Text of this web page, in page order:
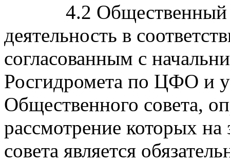
4.2 Общественный
деятельность в
согласованным с
Росгидромета по ЦФО и
Общественного совета,
рассмотрение которых
совета является